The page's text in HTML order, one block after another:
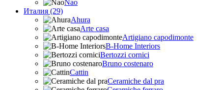
Nao
Италия (29)
Ahura
Arte casa
Artigiano capodimonte
B-Home Interiors
Bertozzi cornici
Bruno costenaro
Cattin
Ceramiche dal pra